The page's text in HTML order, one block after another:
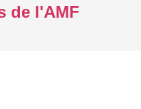
de l'AMF